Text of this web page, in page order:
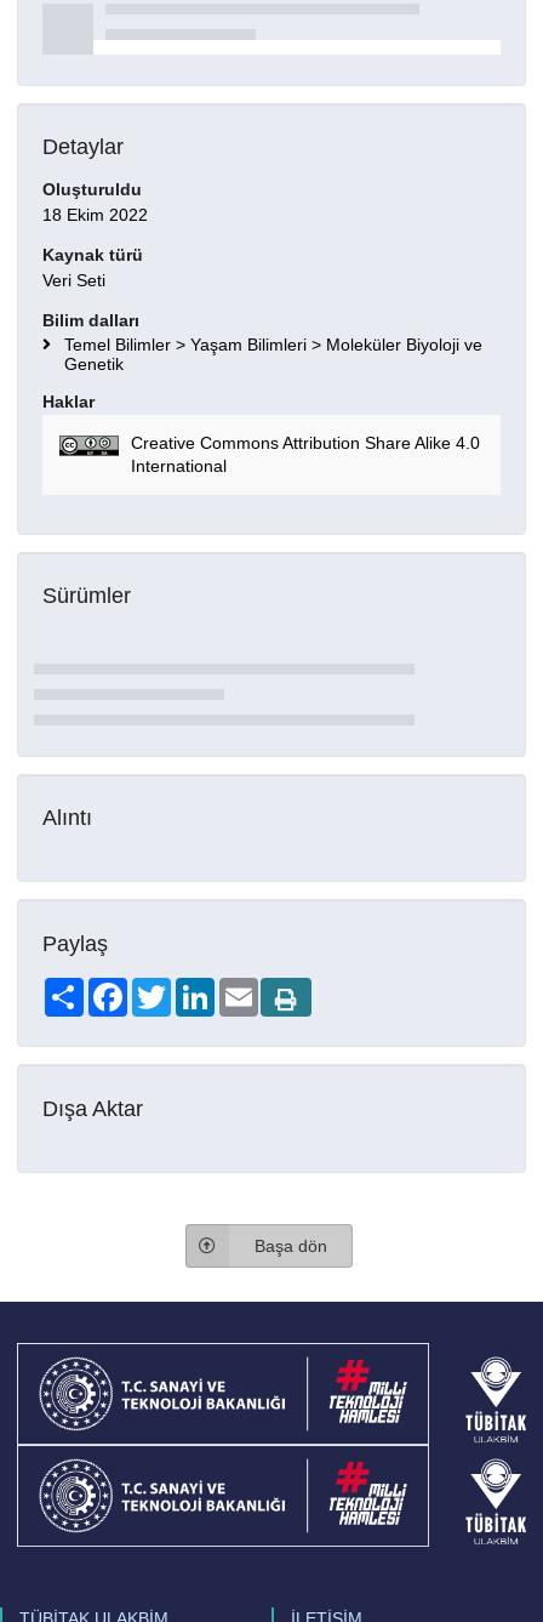
Detaylar
Oluşturuldu
18 Ekim 2022
Kaynak türü
Veri Seti
Bilim dalları
Temel Bilimler > Yaşam Bilimleri > Moleküler Biyoloji ve
Genetik
Haklar
Creative Commons Attribution Share Alike 4.0
International
Sürümler
Alıntı
Paylaş
Share FacebookTwitterLinkedIn
Email
Dışa Aktar
Başa dön